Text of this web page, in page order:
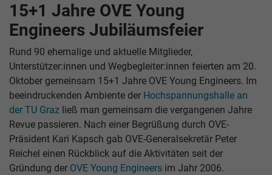
15+1 Jahre OVE Young
Engineers Jubiläumsfeier
Rund 90 ehemalige und aktuelle Mitglieder,
Unterstützer:innen und Wegbegleiter:innen feierten am 20.
Oktober gemeinsam 15+1 Jahre OVE Young Engineers. Im
beeindruckenden Ambiente der Hochspannungshalle an
der TU Graz ließ man gemeinsam die vergangenen Jahre
Revue passieren. Nach einer Begrüßung durch OVE-
Präsident Kari Kapsch gab OVE-Generalsekretär Peter
Reichel einen Rückblick auf die Aktivitäten seit der
Gründung der OVE Young Engineers im Jahr 2006.